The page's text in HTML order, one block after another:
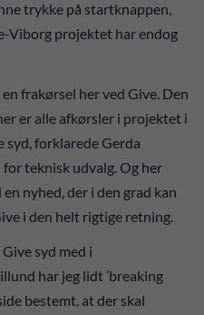
trykke på startknappen,
Viborg projektet har endog
frakørsel her ved Give. Den
er alle afkørsler i projektet i
syd, forklarede Gerda
for teknisk udvalg. Og her
nyhed, der i den grad kan
i den helt rigtige retning.
syd med i
har jeg lidt ’breaking
bestemt, at der skal